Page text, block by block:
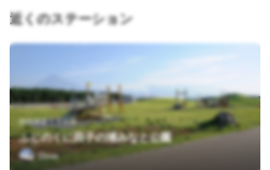
近くのステーション
静岡県富士市前田
ふじのくに田子の浦みなと公園
Dove